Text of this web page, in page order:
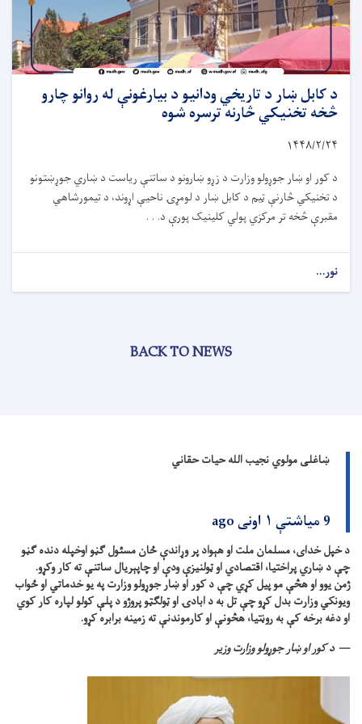
د کابل ښار د تاریخي ودانیو د بیارغونې له روانو چارو
څخه تخنیکي څارنه ترسره شوه
۱۴۴۸/۲/۲۴
د کور او ښار جوړولو وزارت د زړو ښارونو د ساتنې ریاست د ښاري جوړښتونو
د تخنیکي څارنې ټیم د کابل ښار د لومړۍ ناحیې اړوند، د تیمورشاهي
مقبرې څخه تر مرکزي پولي ‌کلینیک پورې د. . .
نور...
BACK TO NEWS
ښاغلی مولوي نجیب الله حیات حقاني
9 میاشتې ۱ اونی ago
د خپل خدای، مسلمان ملت او هېواد پر وړاندې ځان مسئول ګڼو اوخپله دنده ګڼو
چې د ښاري پراختیا، اقتصادي او ټولنیزې ودې او چاپېریال ساتنې ته کار وکړو.
ژمن یوو او هڅې مو پیل کړي چې د کور او ښار جوړولو وزارت په یو خدماتي او ځواب
ویونکي وزارت بدل کړو چې تل به د ابادۍ او ټولګټو پروژو د پلې کولو لپاره کار کوي
او دغه برخه کې به روڼتیا، هڅونې او کارموندنې ته زمینه برابره کړو.
د کور او ښار جوړولو وزارت وزیر